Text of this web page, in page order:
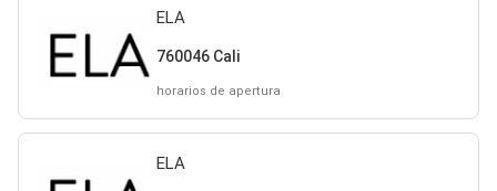
ELA
760046 Cali
horarios de apertura
ELA